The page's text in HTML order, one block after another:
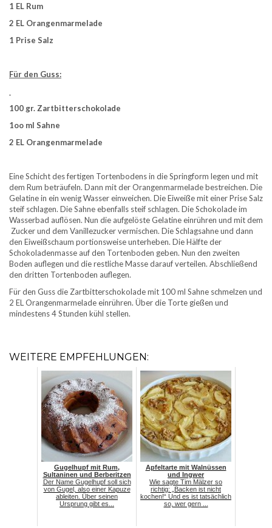
1 EL Rum
2 EL Orangenmarmelade
1 Prise Salz
Für den Guss:
100 gr. Zartbitterschokolade
1oo ml Sahne
2 EL Orangenmarmelade
Eine Schicht des fertigen Tortenbodens in die Springform legen und mit
dem Rum beträufeln. Dann mit der Orangenmarmelade bestreichen. Die
Gelatine in ein wenig Wasser einweichen. Die Eiweiße mit einer Prise Salz
steif schlagen. Die Sahne ebenfalls steif schlagen. Die Schokolade im
Wasserbad auflösen. Nun die aufgelöste Gelatine einrühren und mit dem
Zucker und dem Vanillezucker vermischen. Die Schlagsahne und dann
den Eiweißschaum portionsweise unterheben. Die Hälfte der
Schokoladenmasse auf den Tortenboden geben. Nun den zweiten
Boden auflegen und die restliche Masse darauf verteilen. Abschließend
den dritten Tortenboden auflegen.
Für den Guss die Zartbitterschokolade mit 100 ml Sahne schmelzen und
2 EL Orangenmarmelade einrühren. Über die Torte gießen und
mindestens 4 Stunden kühl stellen.
WEITERE EMPFEHLUNGEN:
Gugelhupf mit Rum,
Sultaninen und Berberitzen
Der Name Gugelhupf soll sich
von Gugel, also einer Kapuze
ableiten. Über seinen
Ursprung gibt es...
Apfeltarte mit Walnüssen
und Ingwer
Wie sagte Tim Mälzer so
richtig: „Backen ist nicht
kochen!“ Und es ist tatsächlich
so, wer gern ...